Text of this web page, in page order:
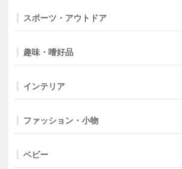
スポーツ・アウトドア
趣味・嗜好品
インテリア
ファッション・小物
ベビー